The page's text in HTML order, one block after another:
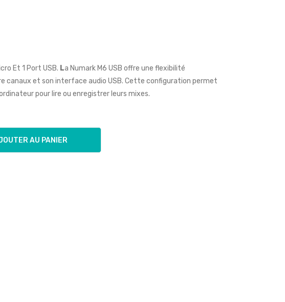
Et 1 Port USB. La Numark M6 USB offre une flexibilité
canaux et son interface audio USB. Cette configuration permet
pour lire ou enregistrer leurs mixes.
AU PANIER